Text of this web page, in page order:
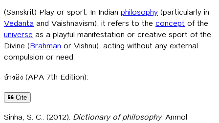
(Sanskrit) Play or sport. In Indian philosophy (particularly in
Vedanta and Vaishnavism), it refers to the concept of the
universe as a playful manifestation or creative sport of the
Divine (Brahman or Vishnu), acting without any external
compulsion or need.
อ้างอิง (APA 7th Edition):
Cite
Sinha, S. C.. (2012). Dictionary of philosophy. Anmol